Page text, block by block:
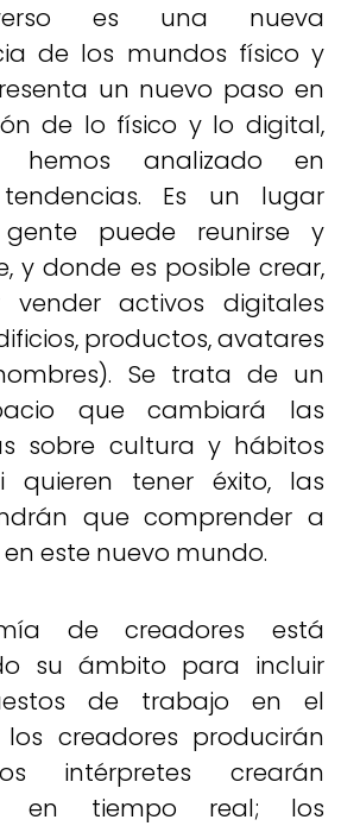
es una nueva
de los mundos físico y
un nuevo paso en
de lo físico y lo digital,
analizado en
Es un lugar
puede reunirse y
y donde es posible crear,
activos digitales
productos, avatares
Se trata de un
que cambiará las
sobre cultura y hábitos
quieren tener éxito, las
que comprender a
este nuevo mundo.
de creadores está
su ámbito para incluir
de trabajo en el
los creadores producirán
intérpretes crearán
en tiempo real; los